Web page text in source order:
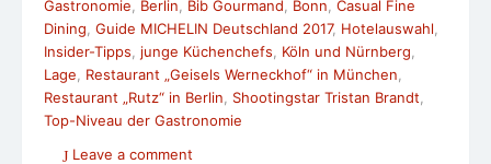
Gastronomie
Berlin Bib Gourmand Bonn Casual Fine
Dining Guide MICHELIN Deutschland 2017, Hotelauswahl
Insider-Tipps
junge Küchenchefs Köln und Nürnberg
Lage
Restaurant „Geisels Werneckhof“ in München
Restaurant „Rutz“ in Berlin
Shootingstar Tristan Brandt
Top-Niveau der Gastronomie
Leave a comment